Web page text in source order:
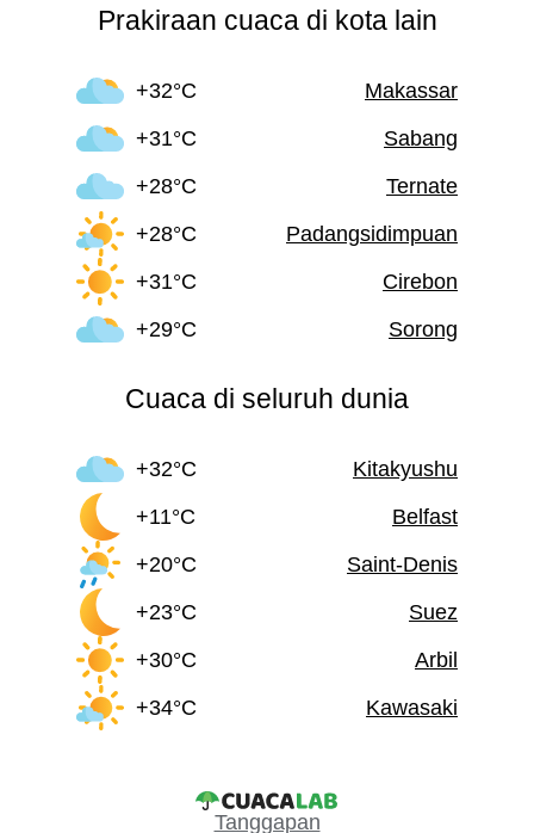
Prakiraan cuaca di kota lain
+32°C
Makassar
+31°C
Sabang
+28°C
Ternate
+28°C
Padangsidimpuan
+31°C
Cirebon
+29°C
Sorong
Cuaca di seluruh dunia
+32°C
Kitakyushu
+11°C
Belfast
+20°C
Saint-Denis
+23°C
Suez
+30°C
Arbil
+34°C
Kawasaki
Tanggapan